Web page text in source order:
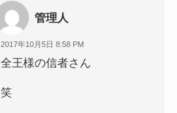
管理人
2017年10月5日 8:58 PM
全王様の信者さん
笑